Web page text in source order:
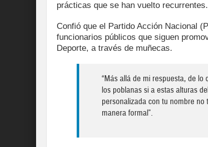
prácticas que se han vuelto recurrentes.
Confió que el Partido Acción Nacional
funcionarios públicos que siguen
Deporte, a través de muñecas.
“Más allá de mi respuesta, de
los poblanas si a estas alturas
personalizada con tu nombre
manera formal”.